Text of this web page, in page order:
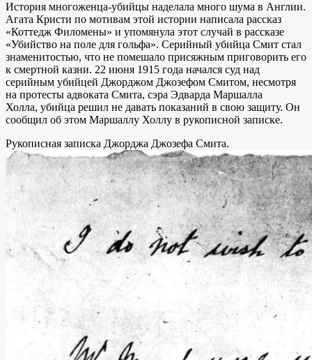
История многоженца-убийцы наделала много шума в Англии.
Агата Кристи по мотивам этой истории написала рассказ
«Коттедж Филомены» и упомянула этот случай в рассказе
«Убийство на поле для гольфа». Серийный убийца Смит стал
знаменитостью, что не помешало присяжным приговорить его
к смертной казни. 22 июня 1915 года начался суд над
серийным убийцей Джорджом Джозефом Смитом, несмотря
на протесты адвоката Смита, сэра Эдварда Маршалла
Холла, убийца решил не давать показаний в свою защиту. Он
сообщил об этом Маршаллу Холлу в рукописной записке.
Рукописная записка Джорджа Джозефа Смита.